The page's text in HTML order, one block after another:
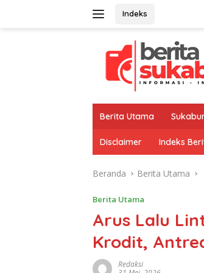
Indeks
Berita Utama
Disclaimer Indeks
Beranda Berita Utama
Berita Utama
Arus Lalu
Krodit,
Redaksi